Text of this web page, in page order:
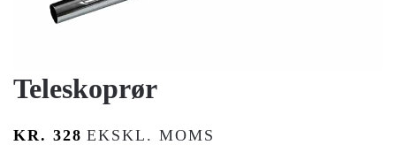
Teleskoprør
KR. 328 EKSKL. MOMS